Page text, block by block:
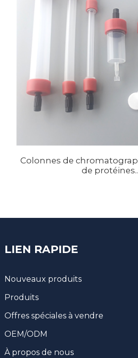
Colonnes de
de
LIEN RAPIDE
Nouveaux produits
Produits
Offres spéciales à vendre
OEM/ODM
À propos de nous